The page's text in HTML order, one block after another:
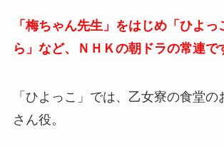
「梅ちゃん先生」をはじめ「ひよ
ら」など、ＮＨＫの朝ドラの常連で
「ひよっこ」では、乙女寮の食堂の
さん役。